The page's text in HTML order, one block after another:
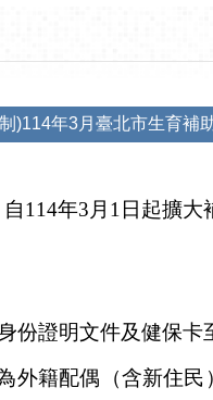
)114年3月臺北市生育補
114年3月1日起擴大
份證明文件及健保卡
外籍配偶（含新住